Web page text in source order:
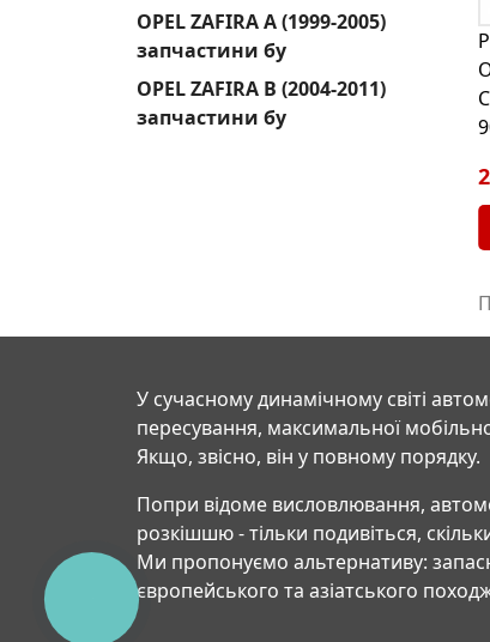
OPEL ZAFIRA A (1999-2005)
запчастини бу
OPEL ZAFIRA B (2004-2011)
запчастини бу
У сучасному динамічному світі
пересування, максимальної
Якщо, звісно, він у повному порядку.
Попри відоме висловлювання,
розкішшю - тільки подивіться,
Ми пропонуємо альтернативу:
європейського та азіатського